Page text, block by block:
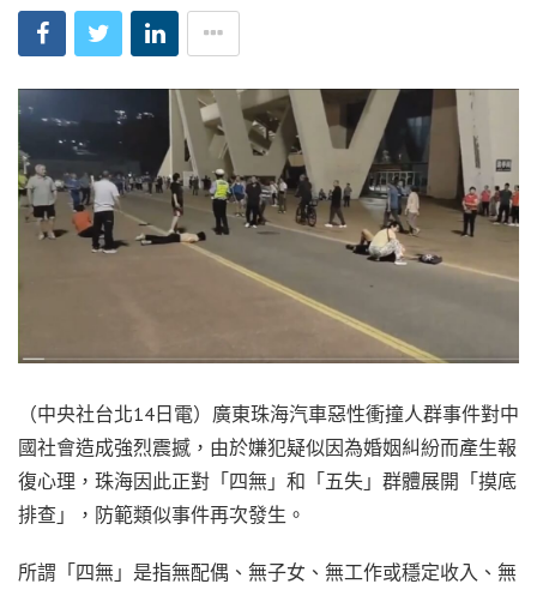
（中央社台北14日電）廣東珠海汽車惡性衝撞人群事件對中
國社會造成強烈震撼，由於嫌犯疑似因為婚姻糾紛而產生報
復心理，珠海因此正對「四無」和「五失」群體展開「摸底
排查」，防範類似事件再次發生。
所謂「四無」是指無配偶、無子女、無工作或穩定收入、無